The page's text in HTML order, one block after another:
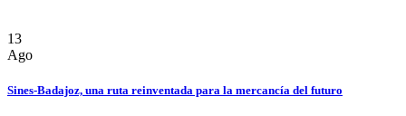
13
Ago
Sines-Badajoz, una ruta reinventada para la mercancía del futuro